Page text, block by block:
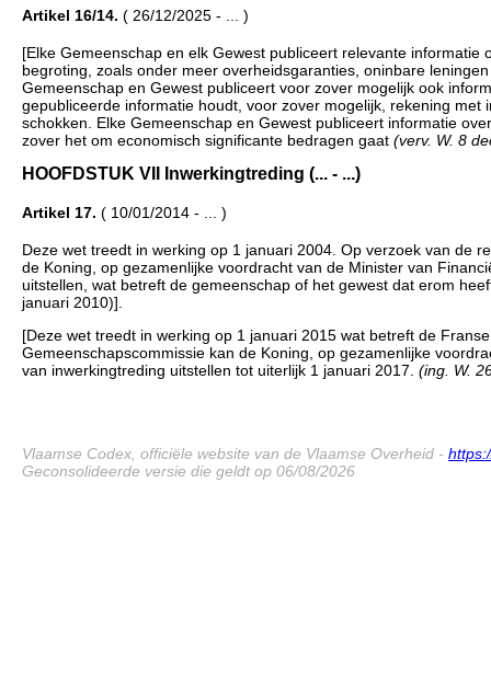
Artikel 16/14. ( 26/12/2025 - ... )
[Elke Gemeenschap en elk Gewest publiceert relevante
begroting, zoals onder meer overheidsgaranties, oninbare
Gemeenschap en Gewest publiceert voor zover mogelijk ook
gepubliceerde informatie houdt, voor zover mogelijk, rekening
schokken. Elke Gemeenschap en Gewest publiceert informatie
zover het om economisch significante bedragen gaat (verv. W. 8
HOOFDSTUK VII Inwerkingtreding (... - ...)
Artikel 17. ( 10/01/2014 - ... )
Deze wet treedt in werking op 1 januari 2004. Op verzoek van de
de Koning, op gezamenlijke voordracht van de Minister van
uitstellen, wat betreft de gemeenschap of het gewest dat erom
januari 2010)].
[Deze wet treedt in werking op 1 januari 2015 wat betreft de
Gemeenschapscommissie kan de Koning, op gezamenlijke
van inwerkingtreding uitstellen tot uiterlijk 1 januari 2017. (ing. W.
Vlaamse Codex, officiële website van de Vlaamse Overheid -
Geconsolideerde versie die geldt op 06/08/2026